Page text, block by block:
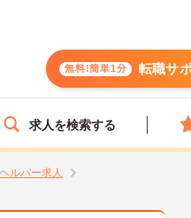
無料!簡単1分 転職サ
求人を検索する
ルパー求人